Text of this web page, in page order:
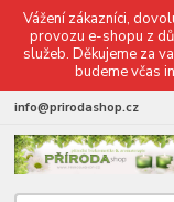
Vážení zákazníci,
provozu e-shopu z
služeb. Děkujeme za
budeme včas
info@prirodashop.cz